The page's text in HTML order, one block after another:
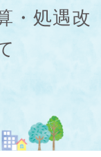
・処遇改